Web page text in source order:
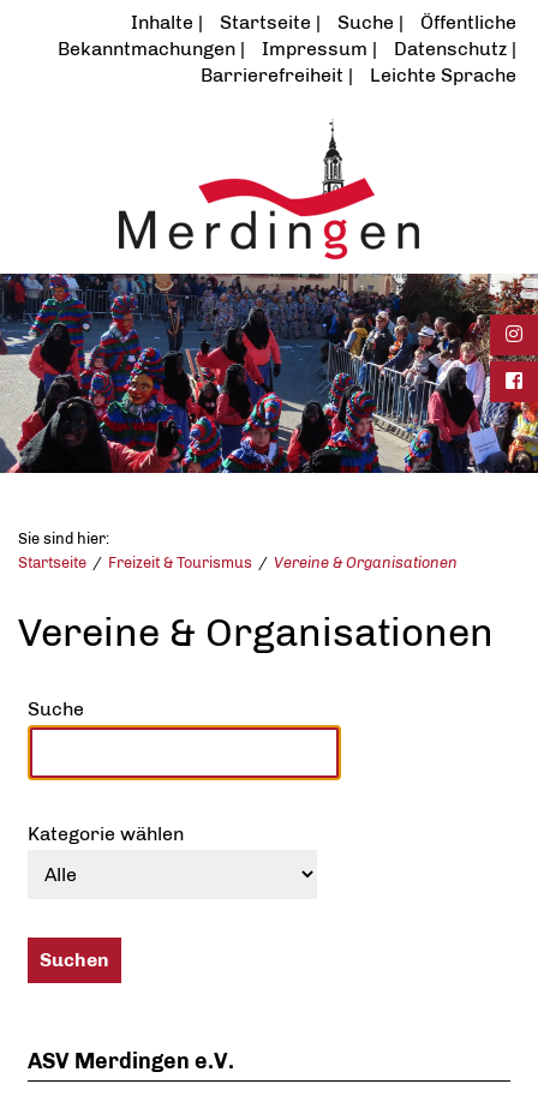
Inhalte Startseite Suche
Öffentliche
Bekanntmachungen
Impressum
Datenschutz
Barrierefreiheit
Leichte Sprache
Sie sind hier:
Startseite
Freizeit & Tourismus Vereine & Organisationen
Vereine & Organisationen
Suche
Kategorie wählen
ASV Merdingen e.V.